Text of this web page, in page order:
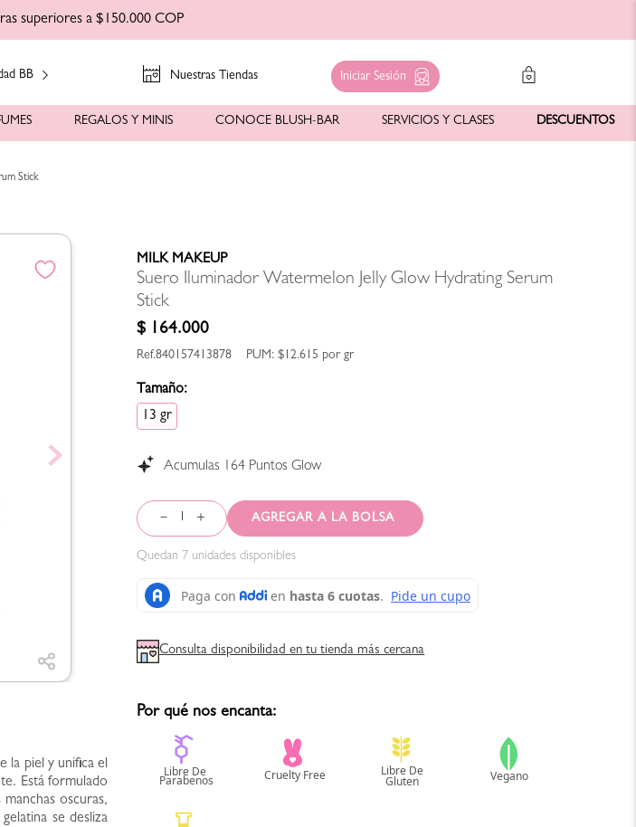
superiores a $150.000 COP
BB Nuestras Tiendas Iniciar Sesión
REGALOS Y MINIS CONOCE BLUSH-BAR SERVICIOS Y CLASES DESCUENTOS
Stick
la piel y unifica el
Está formulado
oscuras,
se desliza
MILK MAKEUP
Suero Iluminador Watermelon Jelly Glow Hydrating Serum
Stick
$ 164.000
840157413878 PUM:$12.615 porgr
Tamaño:
13 gr
Acumulas 164 Puntos Glow
＋
－
Quedan 7 unidades disponibles
Consulta disponibilidad en tu tienda más cercana
Por qué nos encanta: